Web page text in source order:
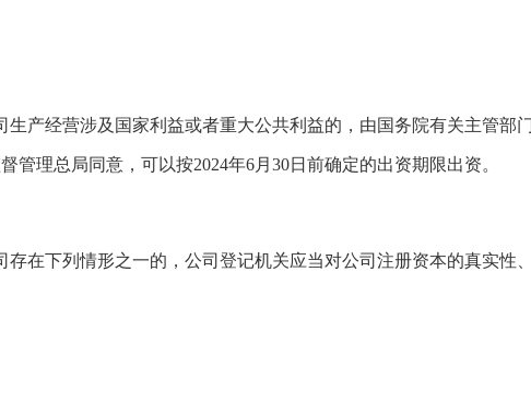
产经营涉及国家利益或者重大公共利益的，由国务院有关主管部
管理总局同意，可以按2024年6月30日前确定的出资期限出资。
在下列情形之一的，公司登记机关应当对公司注册资本的真实性